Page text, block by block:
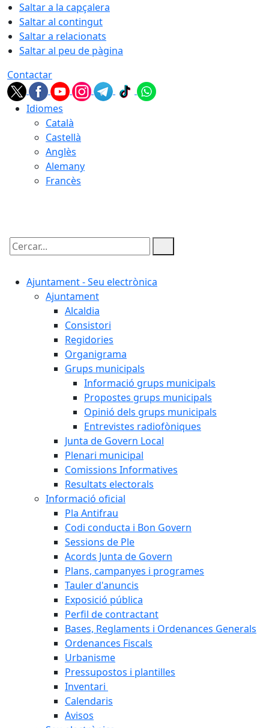
Saltar a la capçalera
Saltar al contingut
Saltar a relacionats
Saltar al peu de pàgina
Contactar
Idiomes
Català
Castellà
Anglès
Alemany
Francès
Cercar:
Ajuntament - Seu electrònica
Ajuntament
Alcaldia
Consistori
Regidories
Organigrama
Grups municipals
Informació grups municipals
Propostes grups municipals
Opinió dels grups municipals
Entrevistes radiofòniques
Junta de Govern Local
Plenari municipal
Comissions Informatives
Resultats electorals
Informació oficial
Pla Antifrau
Codi conducta i Bon Govern
Sessions de Ple
Acords Junta de Govern
Plans, campanyes i programes
Tauler d'anuncis
Exposició pública
Perfil de contractant
Bases, Reglaments i Ordenances Generals
Ordenances Fiscals
Urbanisme
Pressupostos i plantilles
Inventari
Calendaris
Avisos